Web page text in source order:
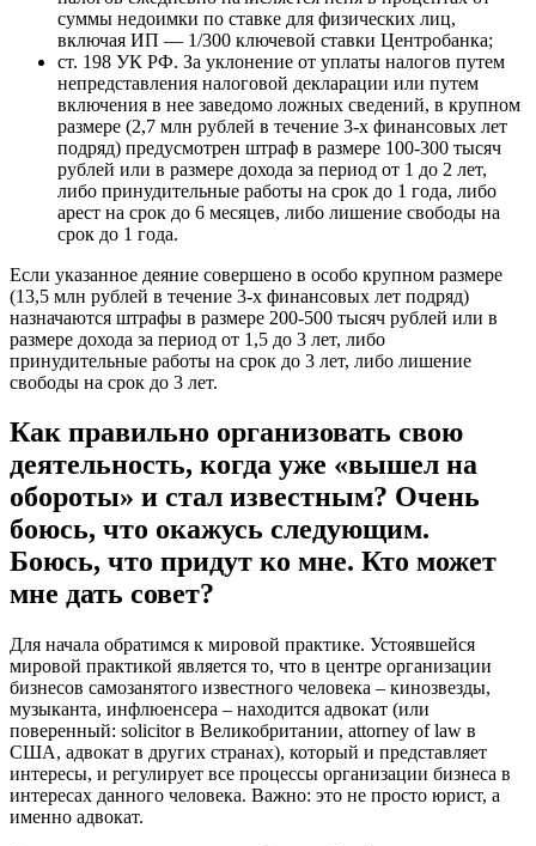
суммы недоимки по ставке для физических лиц,
включая ИП — 1/300 ключевой ставки Центробанка;
ст. 198 УК РФ. За уклонение от уплаты налогов путем
непредставления налоговой декларации или путем
включения в нее заведомо ложных сведений, в крупном
размере (2,7 млн рублей в течение 3-х финансовых лет
подряд) предусмотрен штраф в размере 100-300 тысяч
рублей или в размере дохода за период от 1 до 2 лет,
либо принудительные работы на срок до 1 года, либо
арест на срок до 6 месяцев, либо лишение свободы на
срок до 1 года.
Если указанное деяние совершено в особо крупном размере
(13,5 млн рублей в течение 3-х финансовых лет подряд)
назначаются штрафы в размере 200-500 тысяч рублей или в
размере дохода за период от 1,5 до 3 лет, либо
принудительные работы на срок до 3 лет, либо лишение
свободы на срок до 3 лет.
Как правильно организовать свою
деятельность, когда уже «вышел на
обороты» и стал известным? Очень
боюсь, что окажусь следующим.
Боюсь, что придут ко мне. Кто может
мне дать совет?
Для начала обратимся к мировой практике. Устоявшейся
мировой практикой является то, что в центре организации
бизнесов самозанятого известного человека – кинозвезды,
музыканта, инфлюенсера – находится адвокат (или
поверенный: solicitor в Великобритании, attorney of law в
США, адвокат в других странах), который и представляет
интересы, и регулирует все процессы организации бизнеса в
интересах данного человека. Важно: это не просто юрист, а
именно адвокат.